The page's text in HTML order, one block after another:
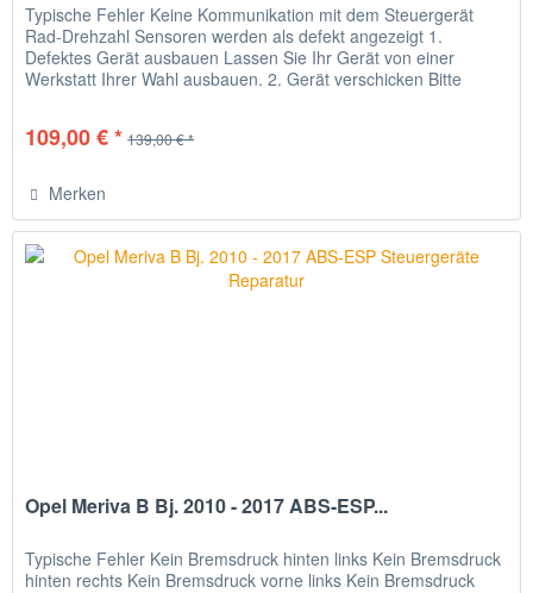
Typische Fehler Keine Kommunikation mit dem Steuergerät
Rad-Drehzahl Sensoren werden als defekt angezeigt 1.
Defektes Gerät ausbauen Lassen Sie Ihr Gerät von einer
Werkstatt Ihrer Wahl ausbauen. 2. Gerät verschicken Bitte
109,00 € * 139,00 € *
Merken
Opel Meriva B Bj. 2010 - 2017 ABS-ESP...
Typische Fehler Kein Bremsdruck hinten links Kein Bremsdruck
hinten rechts Kein Bremsdruck vorne links Kein Bremsdruck